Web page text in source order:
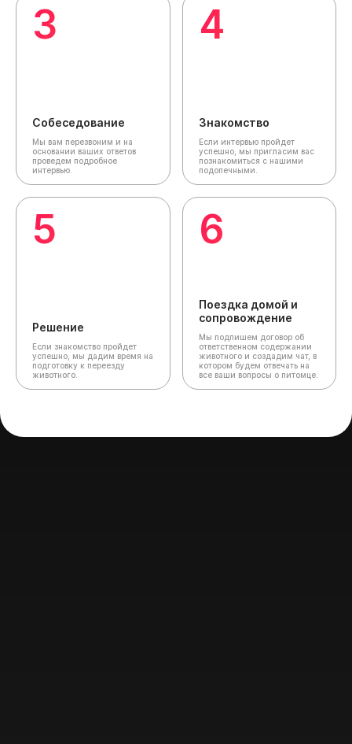
3
Собеседование
Мы вам перезвоним и на
основании ваших ответов
проведем подробное
интервью.
4
Знакомство
Если интервью пройдет
успешно, мы пригласим вас
познакомиться с нашими
подопечными.
5
Решение
Если знакомство пройдет
успешно, мы дадим время на
подготовку к переезду
животного.
6
Поездка домой и
сопровождение
Мы подпишем договор об
ответственном содержании
животного и создадим чат, в
котором будем отвечать на
все ваши вопросы о питомце.